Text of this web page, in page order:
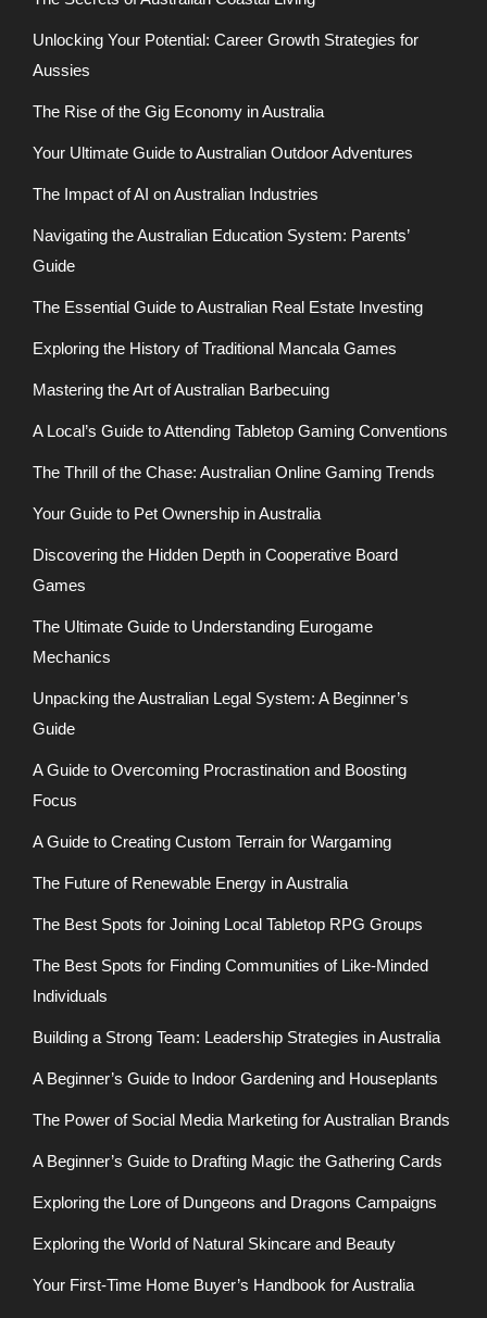
Unlocking Your Potential: Career Growth Strategies for
Aussies
The Rise of the Gig Economy in Australia
Your Ultimate Guide to Australian Outdoor Adventures
The Impact of AI on Australian Industries
Navigating the Australian Education System: Parents’
Guide
The Essential Guide to Australian Real Estate Investing
Exploring the History of Traditional Mancala Games
Mastering the Art of Australian Barbecuing
A Local’s Guide to Attending Tabletop Gaming Conventions
The Thrill of the Chase: Australian Online Gaming Trends
Your Guide to Pet Ownership in Australia
Discovering the Hidden Depth in Cooperative Board
Games
The Ultimate Guide to Understanding Eurogame
Mechanics
Unpacking the Australian Legal System: A Beginner’s
Guide
A Guide to Overcoming Procrastination and Boosting
Focus
A Guide to Creating Custom Terrain for Wargaming
The Future of Renewable Energy in Australia
The Best Spots for Joining Local Tabletop RPG Groups
The Best Spots for Finding Communities of Like-Minded
Individuals
Building a Strong Team: Leadership Strategies in Australia
A Beginner’s Guide to Indoor Gardening and Houseplants
The Power of Social Media Marketing for Australian Brands
A Beginner’s Guide to Drafting Magic the Gathering Cards
Exploring the Lore of Dungeons and Dragons Campaigns
Exploring the World of Natural Skincare and Beauty
Your First-Time Home Buyer’s Handbook for Australia